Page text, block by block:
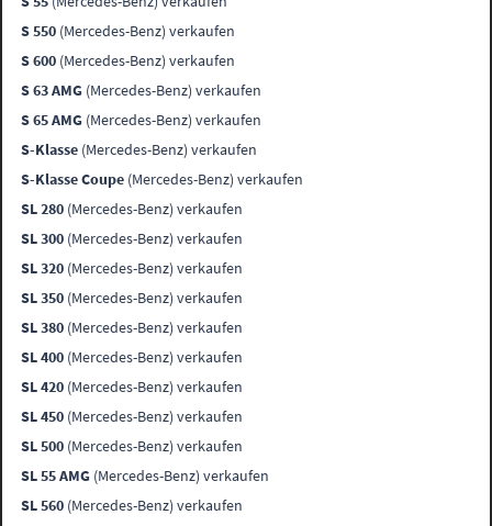
S 550 (Mercedes-Benz) verkaufen
S 600 (Mercedes-Benz) verkaufen
S 63 AMG (Mercedes-Benz) verkaufen
S 65 AMG (Mercedes-Benz) verkaufen
S-Klasse (Mercedes-Benz) verkaufen
S-Klasse Coupe (Mercedes-Benz) verkaufen
SL 280 (Mercedes-Benz) verkaufen
SL 300 (Mercedes-Benz) verkaufen
SL 320 (Mercedes-Benz) verkaufen
SL 350 (Mercedes-Benz) verkaufen
SL 380 (Mercedes-Benz) verkaufen
SL 400 (Mercedes-Benz) verkaufen
SL 420 (Mercedes-Benz) verkaufen
SL 450 (Mercedes-Benz) verkaufen
SL 500 (Mercedes-Benz) verkaufen
SL 55 AMG (Mercedes-Benz) verkaufen
SL 560 (Mercedes-Benz) verkaufen